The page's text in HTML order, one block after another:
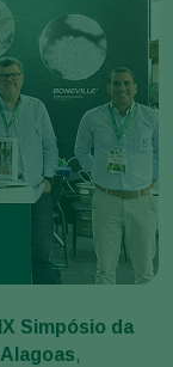
Simpósio da
,